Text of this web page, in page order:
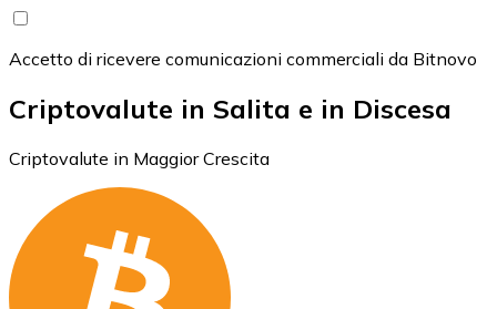
Accetto di ricevere comunicazioni commerciali da Bitnovo
Criptovalute in Salita e in Discesa
Criptovalute in Maggior Crescita